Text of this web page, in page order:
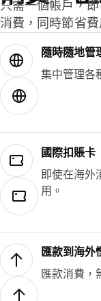
只需一個帳戶，
消費，同時節省費
隨時隨地管
集中管理各
國際扣賬卡
即使在海外
用。
匯款到海外
匯款消費，